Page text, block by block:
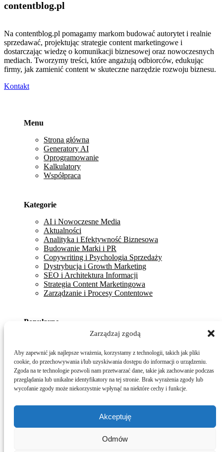
Zarządzaj zgodą
Aby zapewnić jak najlepsze wrażenia, korzystamy z technologii, takich jak pliki
cookie, do przechowywania i/lub uzyskiwania dostępu do informacji o urządzeniu.
Zgoda na te technologie pozwoli nam przetwarzać dane, takie jak zachowanie podczas
przeglądania lub unikalne identyfikatory na tej stronie. Brak wyrażenia zgody lub
wycofanie zgody może niekorzystnie wpłynąć na niektóre cechy i funkcje.
Akceptuję
Odmów
contentblog.pl
Na contentblog.pl pomagamy markom budować autorytet i realnie
sprzedawać, projektując strategie content marketingowe i
dostarczając wiedzę o komunikacji biznesowej oraz nowoczesnych
mediach. Tworzymy treści, które angażują odbiorców, edukując
firmy, jak zamienić content w skuteczne narzędzie rozwoju biznesu.
Kontakt
Menu
Strona główna
Generatory AI
Oprogramowanie
Kalkulatory
Współpraca
Kategorie
AI i Nowoczesne Media
Aktualności
Analityka i Efektywność Biznesowa
Budowanie Marki i PR
Copywriting i Psychologia Sprzedaży
Dystrybucja i Growth Marketing
SEO i Architektura Informacji
Strategia Content Marketingowa
Zarządzanie i Procesy Contentowe
Popularne
Dlaczego "niedoskonały" content wideo buduje lepsze
Śledzenie konwersji offline wywołanej przez content
online – jak to ugryźć?
10 szablonów maili sprzedażowych, które mają
najwyższy wskaźnik odpowiedzi
Regulamin